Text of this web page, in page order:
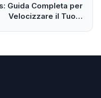
Guida Completa per
Velocizzare il Tuo…